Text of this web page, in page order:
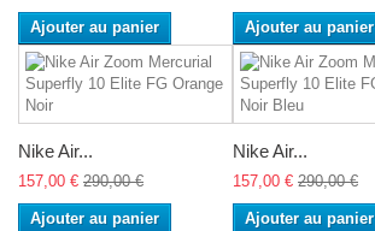
Ajouter au panier Ajouter au panier
Nike Air...
157,00 € 290,00 €
Ajouter au panier
Nike Air...
157,00 € 290,00 €
Ajouter au panier